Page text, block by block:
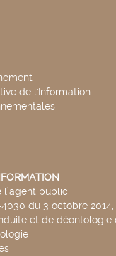
de l'Information
l’agent public
4030 du 3 octobre
et de déontologie